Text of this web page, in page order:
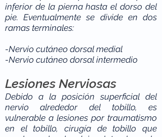
inferior de la pierna hasta el dorso del
pie. Eventualmente se divide en dos
ramas terminales:
-Nervio cutáneo dorsal medial
-Nervio cutáneo dorsal intermedio
Lesiones Nerviosas
Debido a la posición superficial del
nervio alrededor del tobillo, es
vulnerable a lesiones por traumatismo
en el tobillo, cirugía de tobillo que